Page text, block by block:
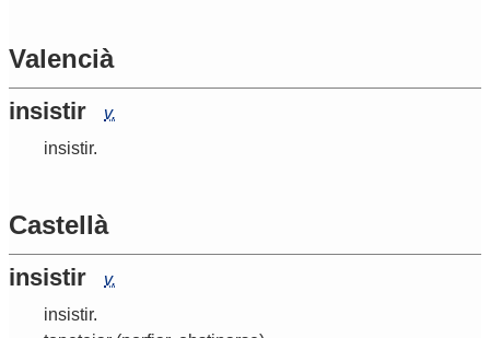
Valencià
insistir
v.
insistir.
Castellà
insistir
v.
insistir.